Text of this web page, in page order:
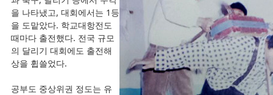
을 나타냈고, 대회에서는 1등
을 도맡았다. 학교대항전도
때마다 출전했다. 전국 규모
의 달리기 대회에도 출전해
상을 휩쓸었다.
공부도 중상위권 정도는 유